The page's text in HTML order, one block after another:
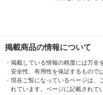
掲載商品の情報について
・ 掲載している情報の精度には万全
安全性、有用性を保証するもので
・ 現在ご覧になっているページは、
れています。ページに記載されて